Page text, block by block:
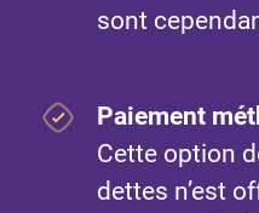
sont
Paiement
Cette option
dettes n’est